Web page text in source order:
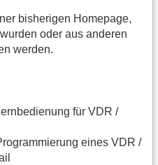
bisherigen Homepage,
oder aus anderen
werden.
für VDR /
eines VDR /